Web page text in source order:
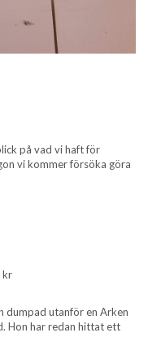
på vad vi haft för
vi kommer försöka göra
kr
dumpad utanför en Arken
Hon har redan hittat ett